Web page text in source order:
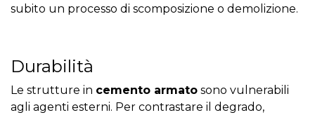
subito un processo di scomposizione o demolizione.
Durabilità
Le strutture in cemento armato sono vulnerabili
agli agenti esterni. Per contrastare il degrado,